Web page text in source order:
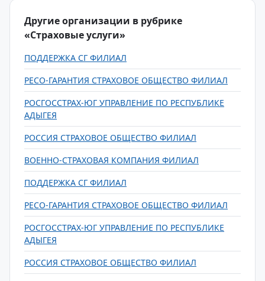
Другие организации в рубрике
«Страховые услуги»
ПОДДЕРЖКА СГ ФИЛИАЛ
РЕСО-ГАРАНТИЯ СТРАХОВОЕ ОБЩЕСТВО ФИЛИАЛ
РОСГОССТРАХ-ЮГ УПРАВЛЕНИЕ ПО РЕСПУБЛИКЕ
АДЫГЕЯ
РОССИЯ СТРАХОВОЕ ОБЩЕСТВО ФИЛИАЛ
ВОЕННО-СТРАХОВАЯ КОМПАНИЯ ФИЛИАЛ
ПОДДЕРЖКА СГ ФИЛИАЛ
РЕСО-ГАРАНТИЯ СТРАХОВОЕ ОБЩЕСТВО ФИЛИАЛ
РОСГОССТРАХ-ЮГ УПРАВЛЕНИЕ ПО РЕСПУБЛИКЕ
АДЫГЕЯ
РОССИЯ СТРАХОВОЕ ОБЩЕСТВО ФИЛИАЛ